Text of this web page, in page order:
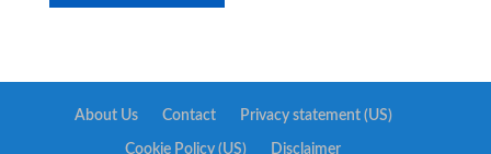
About Us Contact Privacy statement (US)
Cookie Policy (US) Disclaimer